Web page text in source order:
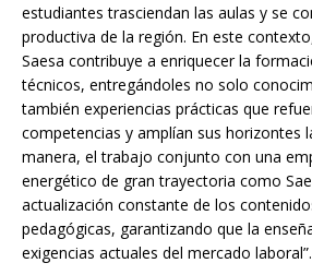
estudiantes trasciendan las aulas y se
productiva de la región. En este
Saesa contribuye a enriquecer la
técnicos, entregándoles no solo
también experiencias prácticas que
competencias y amplían sus horizontes
manera, el trabajo conjunto con una
energético de gran trayectoria como
actualización constante de los
pedagógicas, garantizando que la
exigencias actuales del mercado laboral”.